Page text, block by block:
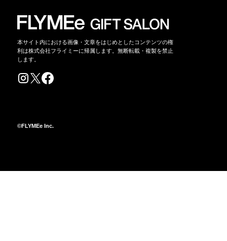
本サイト内における画像・文章をはじめとしたコンテンツの権
利は株式会社フライミーに帰属します。無断転載・複製を禁止
します。
©FLYMEe Inc.